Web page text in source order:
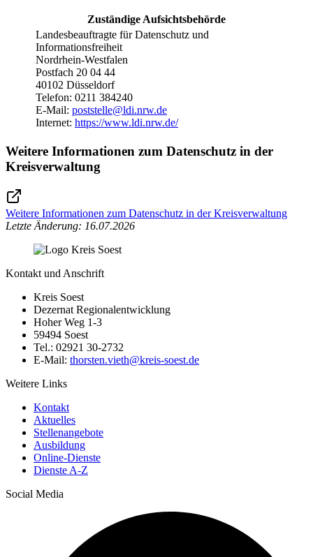
Zuständige Aufsichtsbehörde
Landesbeauftragte für Datenschutz und
Informationsfreiheit
Nordrhein-Westfalen
Postfach 20 04 44
40102 Düsseldorf
Telefon: 0211 384240
E-Mail: poststelle@​ldi.nrw.de
Internet: https://www.ldi.nrw.de/
Weitere Informationen zum Datenschutz in der
Kreisverwaltung
Weitere Informationen zum Datenschutz in der Kreisverwaltung
Letzte Änderung: 16.07.2026
Kontakt und Anschrift
Kreis Soest
Dezernat Regionalentwicklung
Hoher Weg 1-3
59494 Soest
Tel.: 02921 30-2732
E-Mail: thorsten.vieth@​kreis-soest.de
Weitere Links
Kontakt
Aktuelles
Stellenangebote
Ausbildung
Online-Dienste
Dienste A-Z
Social Media